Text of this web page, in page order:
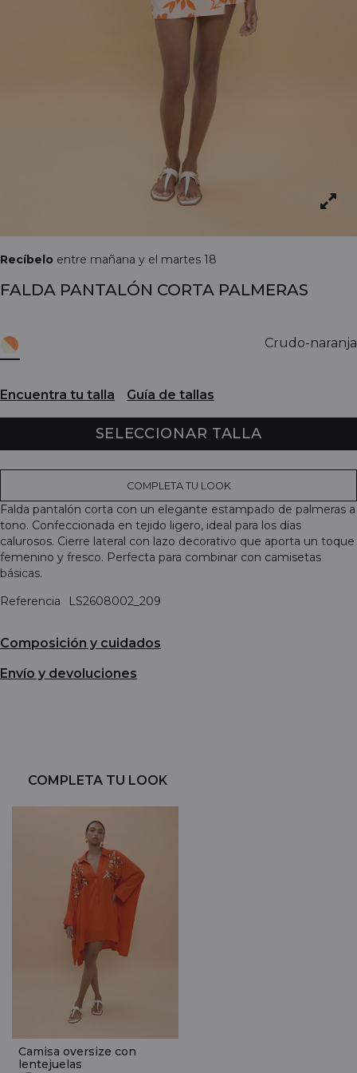
Recíbelo entre mañana y el martes 18
FALDA PANTALÓN CORTA PALMERAS
Crudo-naranja
Encuentra tu talla Guía de tallas
SELECCIONAR TALLA
COMPLETA TU LOOK
Falda pantalón corta con un elegante estampado de palmeras a
tono. Confeccionada en tejido ligero, ideal para los días
calurosos. Cierre lateral con lazo decorativo que aporta un toque
femenino y fresco. Perfecta para combinar con camisetas
básicas.
Referencia
LS2608002_209
Composición y cuidados
Envío y devoluciones
COMPLETA TU LOOK
Camisa oversize con
lentejuelas